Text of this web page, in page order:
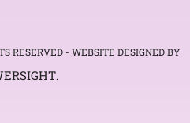
RESERVED - WEBSITE DESIGNED BY
.